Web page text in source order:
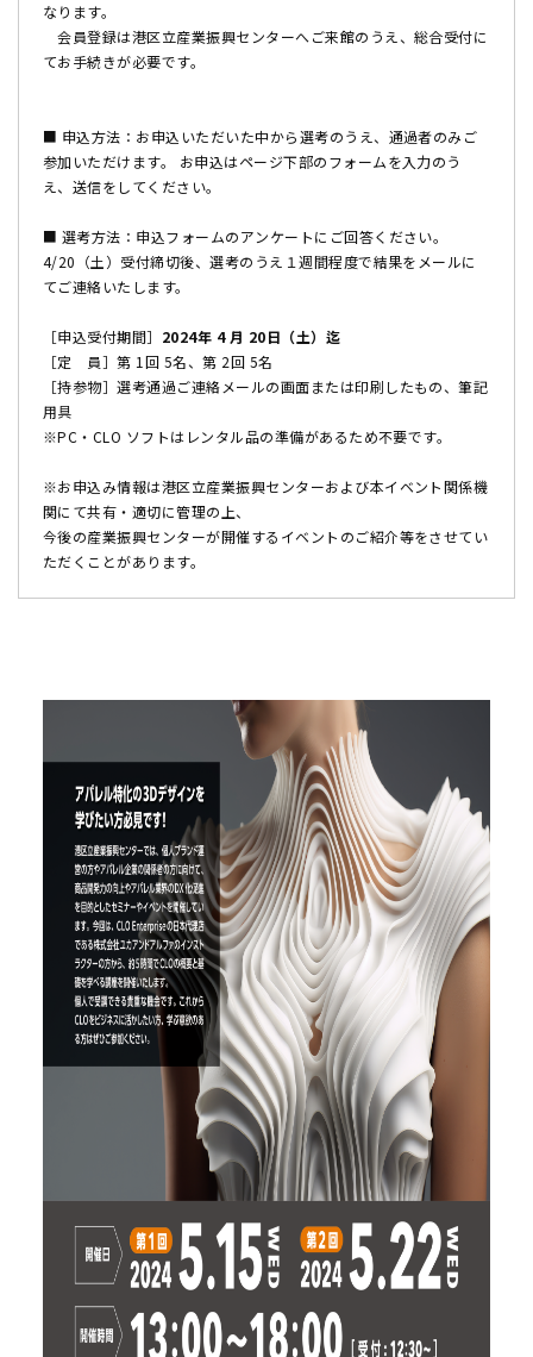
なります。
会員登録は港区立産業振興センターへご来館のうえ、総合受付に
てお手続きが必要です。
■ 申込方法：お申込いただいた中から選考のうえ、通過者のみご
参加いただけます。 お申込はページ下部のフォームを入力のう
え、送信をしてください。
■ 選考方法：申込フォームのアンケートにご回答ください。
4/20（土）受付締切後、選考のうえ１週間程度で結果をメールに
てご連絡いたします。
［申込受付期間］ 2024年 4 月 20日（土）迄
［定 員］第 1回 5名、第 2回 5名
［持参物］選考通過ご連絡メールの画面または印刷したもの、筆記
用具
※PC・CLO ソフトはレンタル品の準備があるため不要です。
※お申込み情報は港区立産業振興センターおよび本イベント関係機
関にて共有・適切に管理の上、
今後の産業振興センターが開催するイベントのご紹介等をさせてい
ただくことがあります。